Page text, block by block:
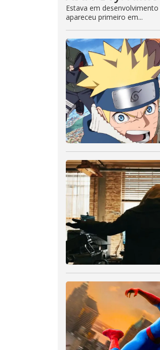
Estava em
apareceu primeiro em...